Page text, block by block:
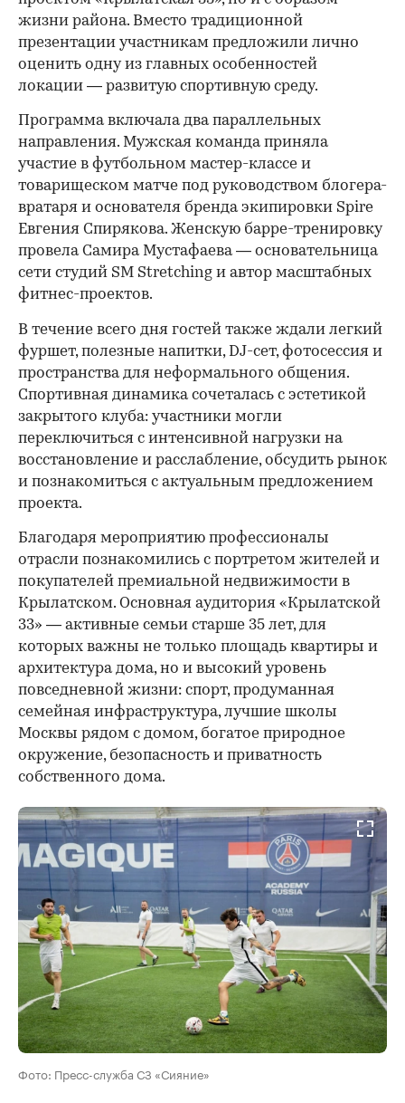
жизни района. Вместо традиционной
презентации участникам предложили лично
оценить одну из главных особенностей
локации — развитую спортивную среду.
Программа включала два параллельных
направления. Мужская команда приняла
участие в футбольном мастер-классе и
товарищеском матче под руководством блогера-
вратаря и основателя бренда экипировки Spire
Евгения Спирякова. Женскую барре-тренировку
провела Самира Мустафаева — основательница
сети студий SM Stretching и автор масштабных
фитнес-проектов.
В течение всего дня гостей также ждали легкий
фуршет, полезные напитки, DJ-сет, фотосессия и
пространства для неформального общения.
Спортивная динамика сочеталась с эстетикой
закрытого клуба: участники могли
переключиться с интенсивной нагрузки на
восстановление и расслабление, обсудить рынок
и познакомиться с актуальным предложением
проекта.
Благодаря мероприятию профессионалы
отрасли познакомились с портретом жителей и
покупателей премиальной недвижимости в
Крылатском. Основная аудитория «Крылатской
33» — активные семьи старше 35 лет, для
которых важны не только площадь квартиры и
архитектура дома, но и высокий уровень
повседневной жизни: спорт, продуманная
семейная инфраструктура, лучшие школы
Москвы рядом с домом, богатое природное
окружение, безопасность и приватность
собственного дома.
Фото: Пресс-служба СЗ «Сияние»